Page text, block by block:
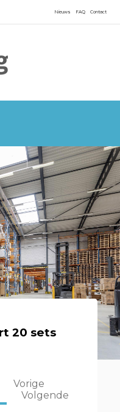
Contact
FAQ
Nieuws
20 sets
Vorige
Volgende